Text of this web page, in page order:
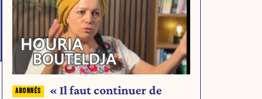
« Il faut continuer de